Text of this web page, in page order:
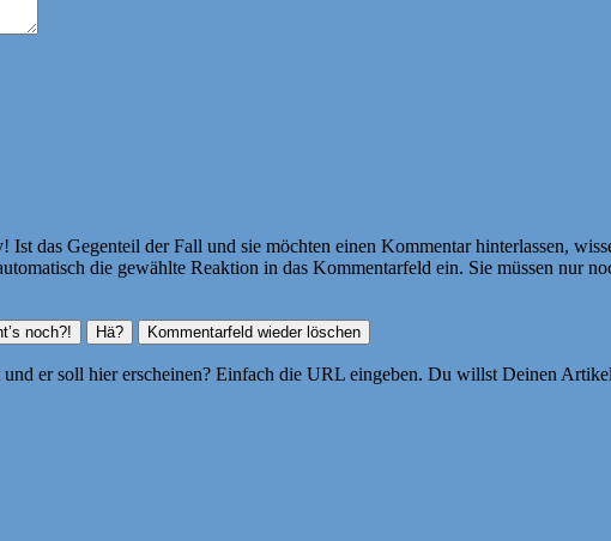
das Gegenteil der Fall und sie möchten einen Kommentar hinterlassen,
die gewählte Reaktion in das Kommentarfeld ein. Sie müssen nur
er soll hier erscheinen? Einfach die URL eingeben. Du willst Deinen